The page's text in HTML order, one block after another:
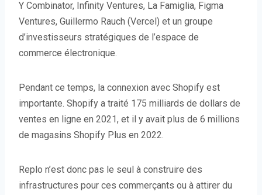
Y Combinator, Infinity Ventures, La Famiglia, Figma
Ventures, Guillermo Rauch (Vercel) et un groupe
d’investisseurs stratégiques de l’espace de
commerce électronique.
Pendant ce temps, la connexion avec Shopify est
importante. Shopify a traité 175 milliards de dollars de
ventes en ligne en 2021, et il y avait plus de 6 millions
de magasins Shopify Plus en 2022.
Replo n’est donc pas le seul à construire des
infrastructures pour ces commerçants ou à attirer du